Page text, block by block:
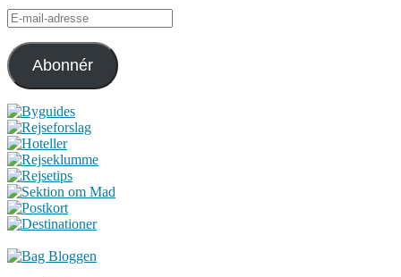
E-
mail-
adresse
Abonnér